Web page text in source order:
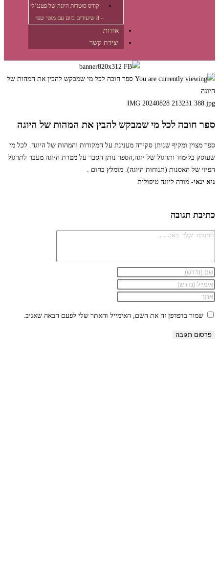
קורס סוטרות היוגה של פטנג’לי
– 8 שיעורים בזום עם מוטי שפי
אודות
יצירת קשר
לתוכן
IMG 20240828 213231 388.jpg
ספר חובה לכל מי שמבקש להבין את המהות של היוגה
ספר מצוין ומקיף שנותן סקירה מענינת על המקורות והמהות של היוגה. לכל מי
שעוסק בלימוד ותרגול של יוגה,הספר נותן הסבר על מטרת היוגה מעבר לתרגול
הפיזי של האסנות (תנוחות היוגה). מומלץ בחום .
גיא ינאי- מורה ליוגה טיפולית
כתיבת תגובה
שמור בדפדפן זה את השם, האימייל והאתר שלי לפעם הבאה שאגיב.